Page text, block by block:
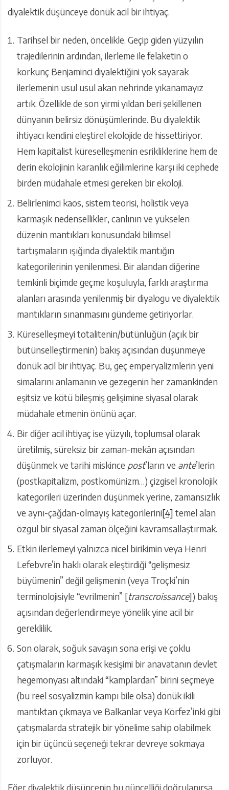
diyalektik düşünceye dönük acil bir ihtiyaç.
Tarihsel bir neden, öncelikle. Geçip giden yüzyılın
trajedilerinin ardından, ilerleme ile felaketin o
korkunç Benjaminci diyalektiğini yok sayarak
ilerlemenin usul usul akan nehrinde yıkanamayız
artık. Özellikle de son yirmi yıldan beri şekillenen
dünyanın belirsiz dönüşümlerinde. Bu diyalektik
ihtiyacı kendini eleştirel ekolojide de hissettiriyor.
Hem kapitalist küreselleşmenin esrikliklerine hem de
derin ekolojinin karanlık eğilimlerine karşı iki cephede
birden müdahale etmesi gereken bir ekoloji.
Belirlenimci kaos, sistem teorisi, holistik veya
karmaşık nedensellikler, canlının ve yükselen
düzenin mantıkları konusundaki bilimsel
tartışmaların ışığında diyalektik mantığın
kategorilerinin yenilenmesi. Bir alandan diğerine
temkinli biçimde geçme koşuluyla, farklı araştırma
alanları arasında yenilenmiş bir diyalogu ve diyalektik
mantıkların sınanmasını gündeme getiriyorlar.
Küreselleşmeyi totalitenin/bütünlüğün (açık bir
bütünselleştirmenin) bakış açısından düşünmeye
dönük acil bir ihtiyaç. Bu, geç emperyalizmlerin yeni
simalarını anlamanın ve gezegenin her zamankinden
eşitsiz ve kötü bileşmiş gelişimine siyasal olarak
müdahale etmenin önünü açar.
Bir diğer acil ihtiyaç ise yüzyılı, toplumsal olarak
üretilmiş, süreksiz bir zaman-mekân açısından
düşünmek ve tarihi miskince post’ların ve ante’lerin
(postkapitalizm, postkomünizm…) çizgisel kronolojik
kategorileri üzerinden düşünmek yerine, zamansızlık
ve aynı-çağdan-olmayış kategorilerini[4]temel alan
özgül bir siyasal zaman ölçeğini kavramsallaştırmak.
Etkin ilerlemeyi yalnızca nicel birikimin veya Henri
Lefebvre’in haklı olarak eleştirdiği “gelişmesiz
büyümenin” değil gelişmenin (veya Troçki’nin
terminolojisiyle “evrilmenin” [transcroissance]) bakış
açısından değerlendirmeye yönelik yine acil bir
gereklilik.
Son olarak, soğuk savaşın sona erişi ve çoklu
çatışmaların karmaşık kesişimi bir anavatanın devlet
hegemonyası altındaki “kamplardan” birini seçmeye
(bu reel sosyalizmin kampı bile olsa) dönük ikili
mantıktan çıkmaya ve Balkanlar veya Körfez’inki gibi
çatışmalarda stratejik bir yönelime sahip olabilmek
için bir üçüncü seçeneği tekrar devreye sokmaya
zorluyor.
Eğer diyalektik düşüncenin bu güncelliği doğrulanırsa